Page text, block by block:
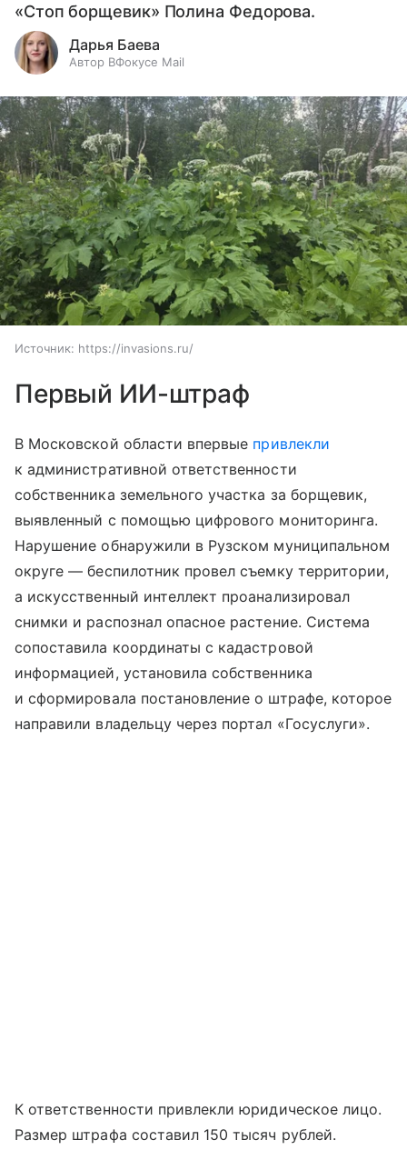
«Стоп борщевик» Полина Федорова.
Дарья Баева
Автор ВФокусе Mail
Источник: https://invasions.ru/
Первый ИИ-штраф
В Московской области впервые привлекли
к административной ответственности
собственника земельного участка за борщевик,
выявленный с помощью цифрового мониторинга.
Нарушение обнаружили в Рузском муниципальном
округе — беспилотник провел съемку территории,
а искусственный интеллект проанализировал
снимки и распознал опасное растение. Система
сопоставила координаты с кадастровой
информацией, установила собственника
и сформировала постановление о штрафе, которое
направили владельцу через портал «Госуслуги».
К ответственности привлекли юридическое лицо.
Размер штрафа составил 150 тысяч рублей.